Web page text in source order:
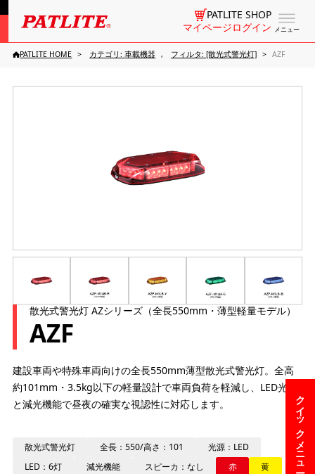
メニュー
PATLITE SHOP
マイページログイン
クイックメニュー
PATLITE HOME カテゴリ: 車載機器 フィルタ: [散光式警光灯] AZF
散光式警光灯 AZシリーズ（全長550mm・薄型軽量モデル）
AZF
建設車両や特殊車両向けの全長550mm薄型散光式警光灯。全高
約101mm・3.5kg以下の軽量設計で車両負荷を軽減し、LED光源
と減光機能で昼夜の確実な視認性に対応します。
散光式警光灯 全長：550/高さ：101
光源：LED
LED：6灯
減光機能 スピーカ：なし 赤
黄